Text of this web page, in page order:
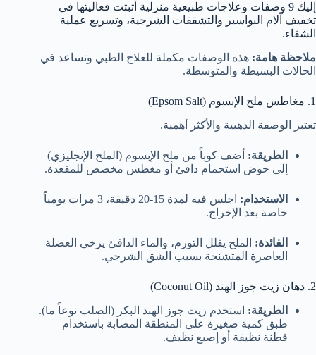
إليك 9 وصفات وعلاجات طبيعية منزلية أثبتت فعاليتها في
تخفيف آلام البواسير والتشققات الشرجية، وتسريع عملية
الشفاء.
ملاحظة هامة: هذه الوصفات مكملة للعلاج الطبي وتساعد في
الحالات البسيطة والمتوسطة.
1. مغاطس ملح الإبسوم (Epsom Salt)
تعتبر الوصفة الذهبية والأكثر أهمية.
الطريقة: أضف كوباً من ملح الإبسوم (الملح الإنجليزي)
إلى حوض استحمام دافئ أو مغطس مخصص للمقعدة.
الاستخدام:
اجلس فيه لمدة 15-20 دقيقة، 3 مرات يومياً
خاصة بعد الإخراج.
الفائدة: الملح يقلل التورم، والماء الدافئ يرخي العضلة
العاصرة المتشنجة بسبب الشق الشرجي.
2. دهان زيت جوز الهند (Coconut Oil)
الطريقة: استخدم زيت جوز الهند البكر (الصلب نوعاً ما).
طبق كمية صغيرة على المنطقة المصابة باستخدام
قطنة نظيفة أو إصبع نظيف.